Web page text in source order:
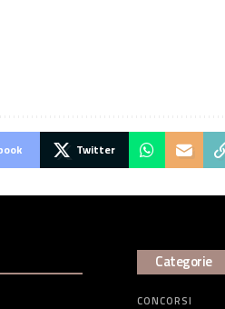
Twitter
Categorie
CONCORSI